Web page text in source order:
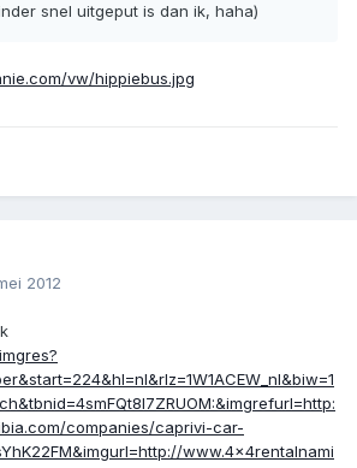
snel uitgeput is dan ik, haha)
vw/hippiebus.jpg
2012
companies/caprivi-car-
www.4x4rentalnami